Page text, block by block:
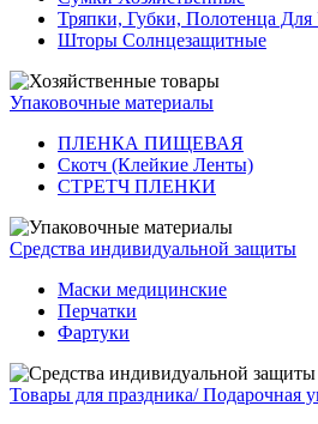
Тряпки, Губки, Полотенца Для
Шторы Солнцезащитные
Упаковочные материалы
ПЛЕНКА ПИЩЕВАЯ
Скотч (Клейкие Ленты)
СТРЕТЧ ПЛЕНКИ
Средства индивидуальной защиты
Маски медицинские
Перчатки
Фартуки
Товары для праздника/ Подарочная